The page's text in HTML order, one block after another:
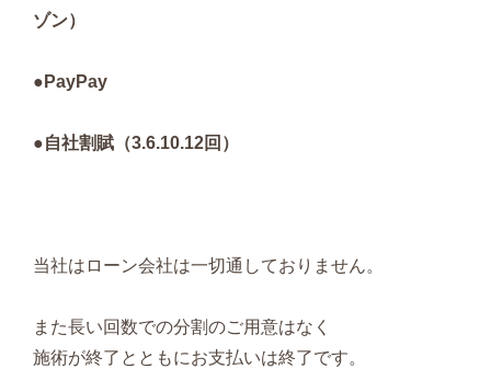
ゾン）
●PayPay
●自社割賦（3.6.10.12回）
当社はローン会社は一切通しておりません。
また長い回数での分割のご用意はなく
施術が終了とともにお支払いは終了です。